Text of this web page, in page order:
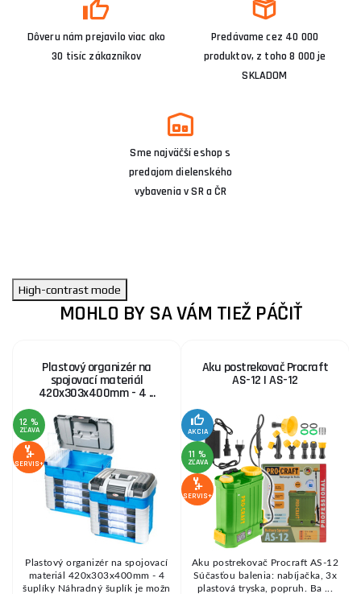
Dôveru nám prejavilo viac ako
30 tisíc zákazníkov
Predávame cez 40 000
produktov, z toho 8 000 je
SKLADOM
Sme najväčší eshop s
predajom dielenského
vybavenia v SR a ČR
High-contrast mode
MOHLO BY SA VÁM TIEŽ PÁČIŤ
Plastový organizér na
spojovací materiál
420x303x400mm - 4 ...
12 %
ZĽAVA
SERVIS+
Plastový organizér na spojovací
materiál 420x303x400mm - 4
šuplíky Náhradný šuplík je možn
Aku postrekovač Procraft
AS-12 | AS-12
AKCIA
11 %
ZĽAVA
SERVIS+
Aku postrekovač Procraft AS-12
Súčasťou balenia: nabíjačka, 3x
plastová tryska, popruh. Ba ...